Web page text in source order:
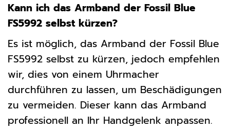
Kann ich das Armband der Fossil Blue
FS5992 selbst kürzen?
Es ist möglich, das Armband der Fossil Blue
FS5992 selbst zu kürzen, jedoch empfehlen
wir, dies von einem Uhrmacher
durchführen zu lassen, um Beschädigungen
zu vermeiden. Dieser kann das Armband
professionell an Ihr Handgelenk anpassen.